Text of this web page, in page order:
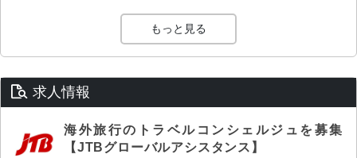
もっと見る
求人情報
海外旅行のトラベルコンシェルジュを募集
【JTBグローバルアシスタンス】